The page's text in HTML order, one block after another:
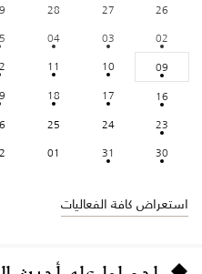
26
27
28
02
03
04
09
10
11
16
17
18
23
24
25
30
31
01
استعراض كافة الفعاليات